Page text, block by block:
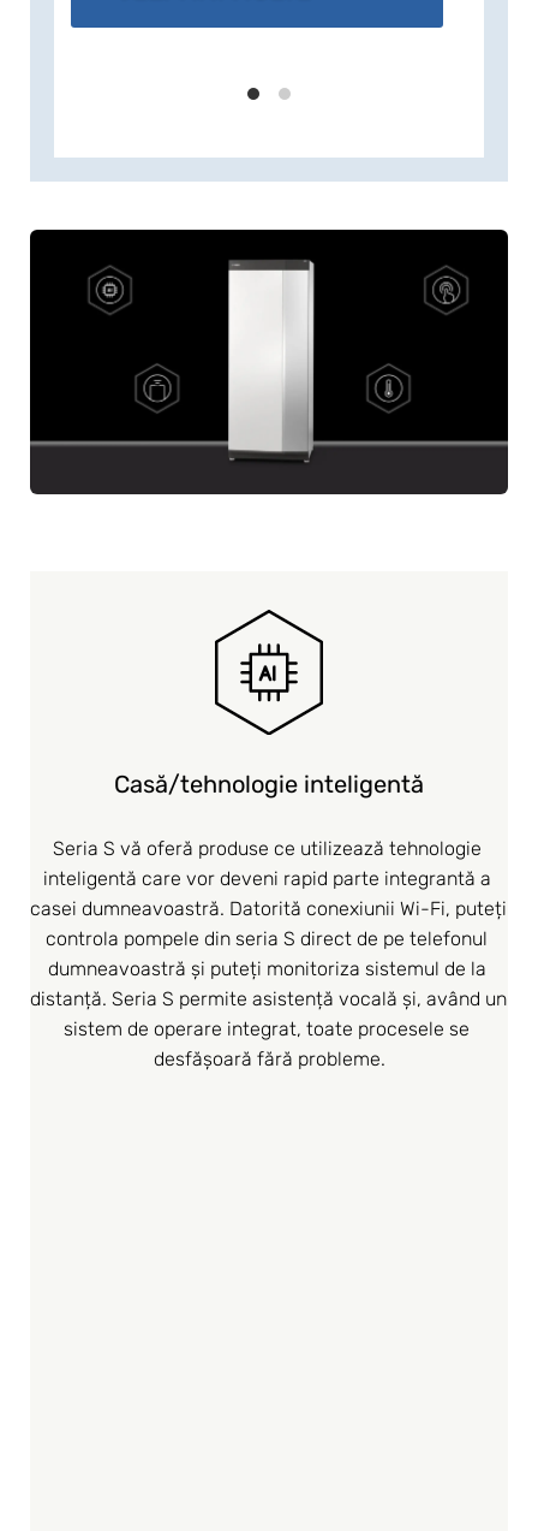
Casă/tehnologie inteligentă
Seria S vă oferă produse ce utilizează tehnologie
inteligentă care vor deveni rapid parte integrantă a
casei dumneavoastră. Datorită conexiunii Wi-Fi, puteți
controla pompele din seria S direct de pe telefonul
dumneavoastră și puteți monitoriza sistemul de la
distanță. Seria S permite asistență vocală și, având un
sistem de operare integrat, toate procesele se
desfășoară fără probleme.